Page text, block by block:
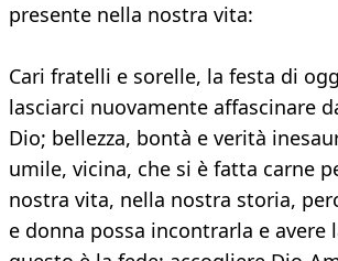
presente nella nostra vita:
Cari fratelli e sorelle, la festa di
lasciarci nuovamente affascinare
Dio; bellezza, bontà e verità
umile, vicina, che si è fatta carne
nostra vita, nella nostra storia,
e donna possa incontrarla e avere